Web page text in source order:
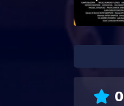
0